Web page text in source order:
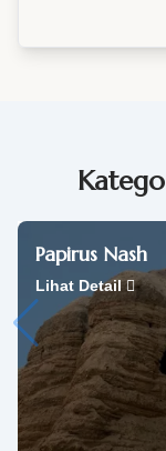
Papirus Nash
Lihat Detail